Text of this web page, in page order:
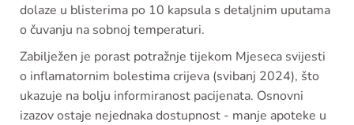
dolaze u blisterima po 10 kapsula s detaljnim uputama
o čuvanju na sobnoj temperaturi.
Zabilježen je porast potražnje tijekom Mjeseca svijesti
o inflamatornim bolestima crijeva (svibanj 2024), što
ukazuje na bolju informiranost pacijenata. Osnovni
izazov ostaje nejednaka dostupnost - manje apoteke u